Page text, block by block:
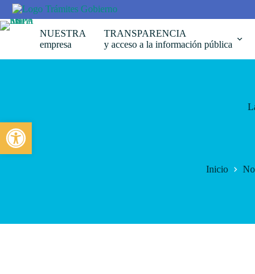
Saltar
contenido
NUESTRA
empresa
TRANSPARENCIA
y acceso a la información pública
Inicio
Abrir barra de herramientas